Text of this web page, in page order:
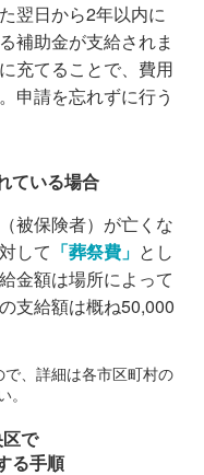
翌日から2年以内に
補助金が支給されま
充てることで、費用
申請を忘れずに行う
ている場合
被保険者）が亡くな
して 「葬祭費」 とし
金額は場所によって
支給額は概ね50,000
、詳細は各市区町村の
で
る手順